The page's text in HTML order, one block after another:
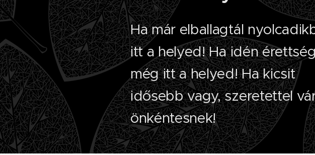
Ha már elballagtál
itt a helyed! Ha idén
még itt a helyed! Ha kicsit
idősebb vagy, szeretettel
önkéntesnek!